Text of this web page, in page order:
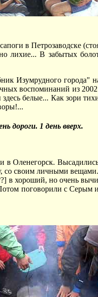
в Петрозаводске
лихие... В забытых
Изумрудного города"
воспоминаний из
белые... Как зори
дороги. 1 день вверх.
Оленегорск.
своим личными
в хороший, но очень
поговорили с